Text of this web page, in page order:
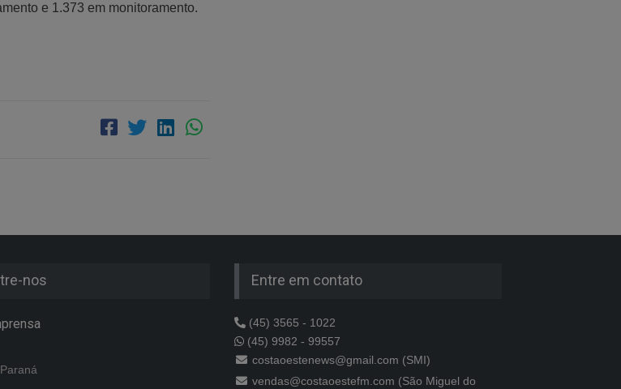
e 1.373 em monitoramento.
nos Entre em contato
(45) 3565 - 1022
(45) 9982 - 99557
costaoestenews@gmail.com (SMI)
vendas@costaoestefm.com (São Miguel do